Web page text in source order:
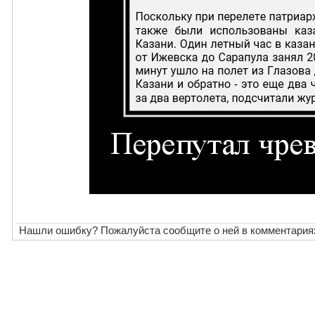
Нашли ошибку? Пожалуйста сообщите о ней в